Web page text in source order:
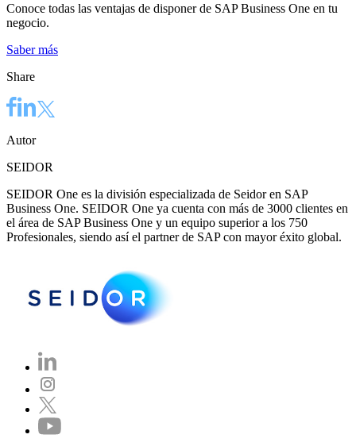
Conoce todas las ventajas de disponer de SAP Business One en tu
negocio.
Saber más
Share
Autor
SEIDOR
SEIDOR One es la división especializada de Seidor en SAP
Business One. SEIDOR One ya cuenta con más de 3000 clientes en
el área de SAP Business One y un equipo superior a los 750
Profesionales, siendo así el partner de SAP con mayor éxito global.